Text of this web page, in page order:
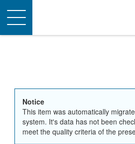
Toggle
navigation
Notice
This item was automatically
system. It's data has not been
meet the quality criteria of the